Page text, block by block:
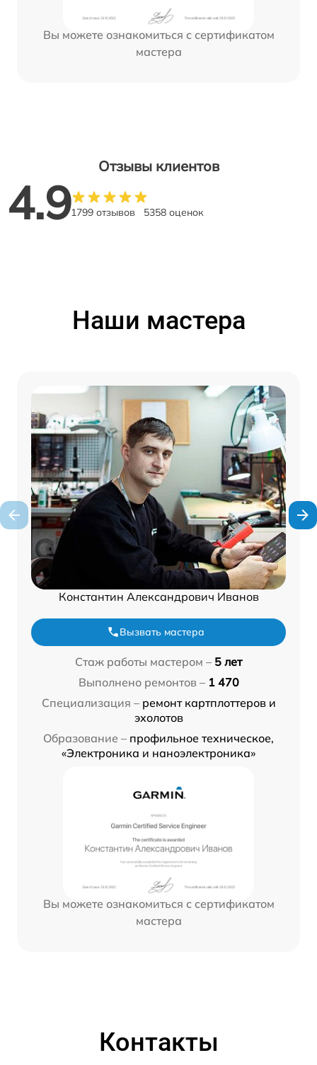
Вы можете ознакомиться с сертификатом
мастера
Отзывы клиентов
4.91799 отзывов 5358 оценок
Наши мастера
Константин Александрович Иванов
Вызвать мастера
Стаж работы мастером – 5 лет
Выполнено ремонтов – 1 470
Специализация – ремонт картплоттеров и
эхолотов
Образование – профильное техническое,
«Электроника и наноэлектроника»
Вы можете ознакомиться с сертификатом
мастера
Контакты